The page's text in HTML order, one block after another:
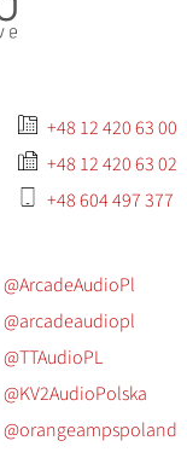
+48 12 420 63 00
+48 12 420 63 02
+48 604 497 377
@ArcadeAudioPl
@arcadeaudiopl
@TTAudioPL
@KV2AudioPolska
@orangeampspoland